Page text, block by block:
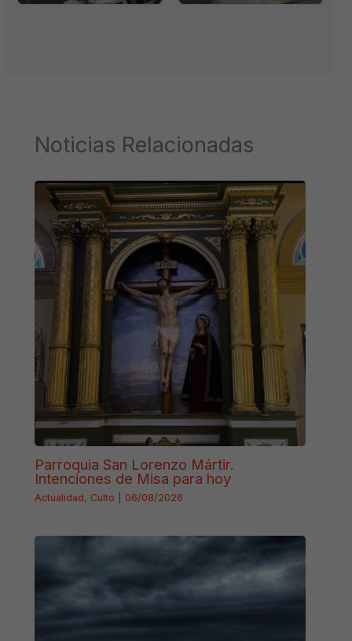
Noticias Relacionadas
Parroquia San Lorenzo Mártir.
Intenciones de Misa para hoy
Actualidad, Culto 06/08/2026